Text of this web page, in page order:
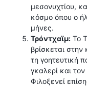
μεσονυχτίου,
κόσμο όπου ο
μήνες.
Τρόντχαϊμ: Το
βρίσκεται στην
τη γοητευτική
γκαλερί και
Φιλοξενεί